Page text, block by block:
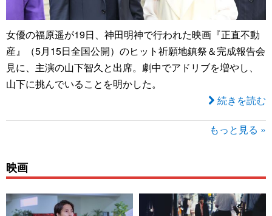
女優の福原遥が19日、神田明神で行われた映画『正直不動
産』（5月15日全国公開）のヒット祈願地鎮祭＆完成報告会
見に、主演の山下智久と出席。劇中でアドリブを増やし、
山下に挑んでいることを明かした。
続きを読む
もっと見る »
映画